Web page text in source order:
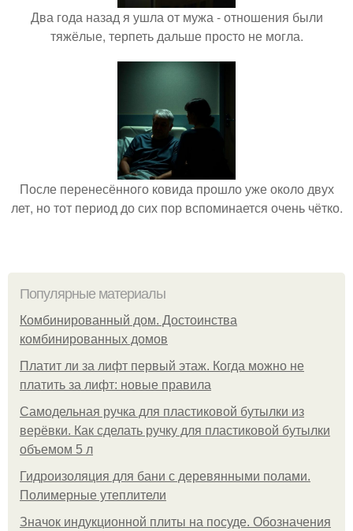
Два года назад я ушла от мужа - отношения были
тяжёлые, терпеть дальше просто не могла.
После перенесённого ковида прошло уже около двух
лет, но тот период до сих пор вспоминается очень чётко.
Популярные материалы
Комбинированный дом. Достоинства
комбинированных домов
Платит ли за лифт первый этаж. Когда можно не
платить за лифт: новые правила
Самодельная ручка для пластиковой бутылки из
верёвки. Как сделать ручку для пластиковой бутылки
объемом 5 л
Гидроизоляция для бани с деревянными полами.
Полимерные утеплители
Значок индукционной плиты на посуде. Обозначения